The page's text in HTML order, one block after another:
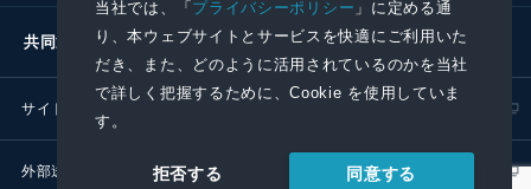
当社では、「プライバシーポリシー 」に定める通
り、本ウェブサイトとサービスを快適にご利用いた
だき、また、どのように活用されているのかを当社
で詳しく把握するために、Cookie を使用していま
す。
拒否する 同意する
共同通信社グループ
サイトポリシー
外部送信ポリシー プレスリリース取扱基準